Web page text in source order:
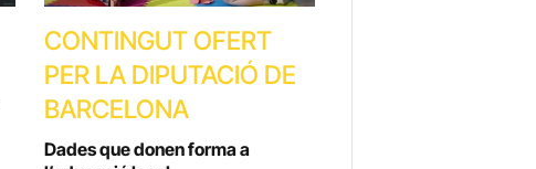
CONTINGUT OFERT
PER LA DIPUTACIÓ DE
BARCELONA
Dades que donen forma a